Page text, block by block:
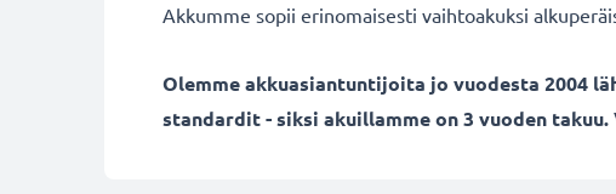
Akkumme sopii erinomaisesti vaihtoakuksi
Olemme akkuasiantuntijoita jo vuodesta 2004
standardit - siksi akuillamme on 3 vuoden